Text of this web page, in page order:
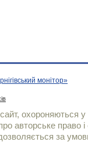
монітор»
охороняються у
авторське право і
за